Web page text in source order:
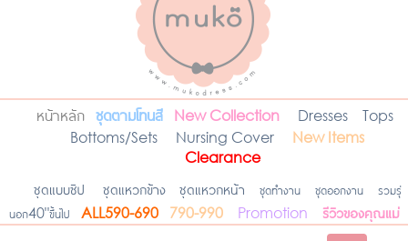
หน้าหลัก ชุดตามโทนสี New Collection Dresses
Tops
Bottoms/Sets
Nursing Cover
New Items
Clearance
ชุดแบบซิป ชุดแหวกข้าง ชุดแหวกหน้า ชุดทำงาน ชุดออกงาน
รวมรุ่
นอก40"ขึ้นไป
ALL590-690 790-990 Promotion รีวิวของคุณแม่